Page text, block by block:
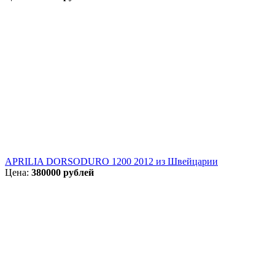
APRILIA DORSODURO 1200 2012 из Швейцарии
Цена: 380000 рублей